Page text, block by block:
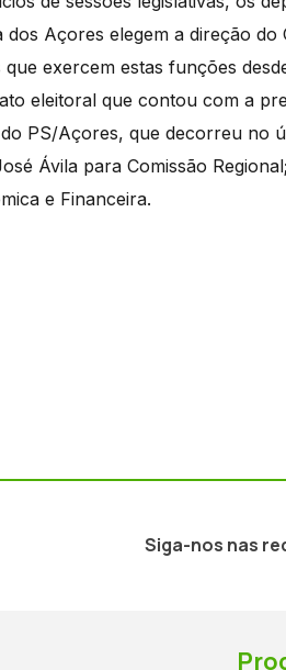
dos Açores elegem a direção
exercem estas funções
eleitoral que contou com a
PS/Açores, que decorreu no
Ávila para Comissão
e Financeira.
Siga-nos nas